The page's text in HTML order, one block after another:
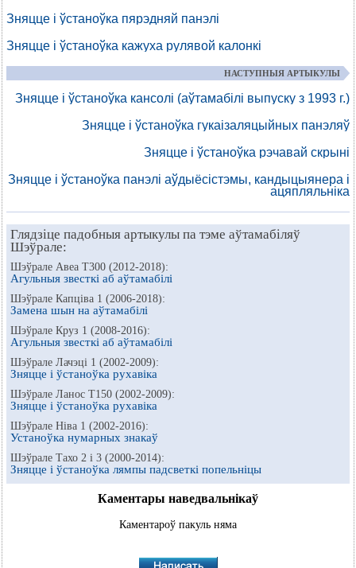
Зняцце і ўстаноўка пярэдняй панэлі
Зняцце і ўстаноўка кажуха рулявой калонкі
НАСТУПНЫЯ АРТЫКУЛЫ
Зняцце і ўстаноўка кансолі (аўтамабілі выпуску з 1993 г.)
Зняцце і ўстаноўка гукаізаляцыйных панэляў
Зняцце і ўстаноўка рэчавай скрыні
Зняцце і ўстаноўка панэлі аўдыёсістэмы, кандыцыянера і
ацяпляльніка
Глядзіце падобныя артыкулы па тэме аўтамабіляў
Шэўрале:
Шэўрале Авеа Т300 (2012-2018):
Агульныя звесткі аб аўтамабілі
Шэўрале Капціва 1 (2006-2018):
Замена шын на аўтамабілі
Шэўрале Круз 1 (2008-2016):
Агульныя звесткі аб аўтамабілі
Шэўрале Лачэці 1 (2002-2009):
Зняцце і ўстаноўка рухавіка
Шэўрале Ланос Т150 (2002-2009):
Зняцце і ўстаноўка рухавіка
Шэўрале Ніва 1 (2002-2016):
Устаноўка нумарных знакаў
Шэўрале Тахо 2 і 3 (2000-2014):
Зняцце і ўстаноўка лямпы падсветкі попельніцы
Каментары наведвальнікаў
Каментароў пакуль няма